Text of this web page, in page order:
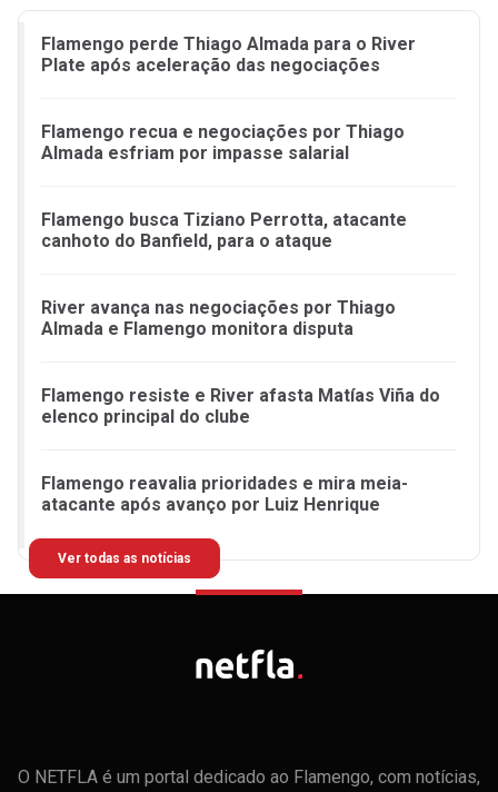
Flamengo perde Thiago Almada para o River
Plate após aceleração das negociações
Flamengo recua e negociações por Thiago
Almada esfriam por impasse salarial
Flamengo busca Tiziano Perrotta, atacante
canhoto do Banfield, para o ataque
River avança nas negociações por Thiago
Almada e Flamengo monitora disputa
Flamengo resiste e River afasta Matías Viña do
elenco principal do clube
Flamengo reavalia prioridades e mira meia-
atacante após avanço por Luiz Henrique
Ver todas as notícias
O NETFLA é um portal dedicado ao Flamengo, com notícias,